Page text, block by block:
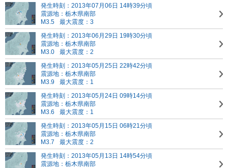
発生時刻：2013年07月06日 14時39分頃
震源地：栃木県南部
M3.5
最大震度：3
発生時刻：2013年06月29日 19時30分頃
震源地：栃木県南部
M3.0
最大震度：2
発生時刻：2013年05月25日 22時42分頃
震源地：栃木県南部
M3.9
最大震度：1
発生時刻：2013年05月24日 09時14分頃
震源地：栃木県南部
M3.6
最大震度：1
発生時刻：2013年05月15日 06時21分頃
震源地：栃木県南部
M3.7
最大震度：2
発生時刻：2013年05月13日 14時54分頃
震源地：栃木県南部